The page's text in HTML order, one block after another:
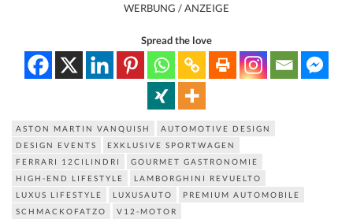
WERBUNG / ANZEIGE
Spread the love
ASTON MARTIN VANQUISH
AUTOMOTIVE DESIGN
DESIGN EVENTS
EXKLUSIVE SPORTWAGEN
FERRARI 12CILINDRI
GOURMET GASTRONOMIE
HIGH-END LIFESTYLE
LAMBORGHINI REVUELTO
LUXUS LIFESTYLE
LUXUSAUTO
PREMIUM AUTOMOBILE
SCHMACKOFATZO
V12-MOTOR